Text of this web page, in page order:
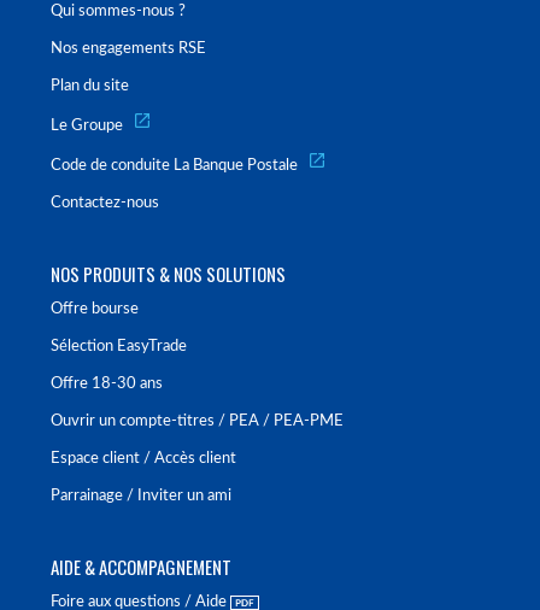
Qui sommes-nous ?
Nos engagements RSE
Plan du site
Le Groupe
Code de conduite La Banque Postale
Contactez-nous
NOS PRODUITS & NOS SOLUTIONS
Offre bourse
Sélection EasyTrade
Offre 18-30 ans
Ouvrir un compte-titres / PEA / PEA-PME
Espace client / Accès client
Parrainage / Inviter un ami
AIDE & ACCOMPAGNEMENT
Foire aux questions / Aide